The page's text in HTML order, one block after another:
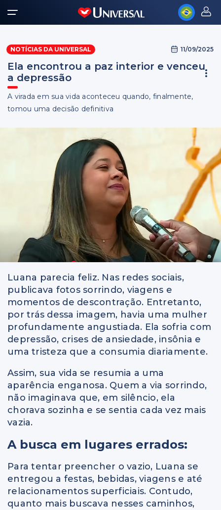
NOTÍCIAS DA UNIVERSAL 11/09/2025
Ela encontrou a paz interior e venceu
a depressão
A virada em sua vida aconteceu quando, finalmente,
tomou uma decisão definitiva
Luana parecia feliz. Nas redes sociais,
publicava fotos sorrindo, viagens e
momentos de descontração. Entretanto,
por trás dessa imagem, havia uma mulher
profundamente angustiada. Ela sofria com
depressão, crises de ansiedade, insônia e
uma tristeza que a consumia diariamente.
Assim, sua vida se resumia a uma
aparência enganosa. Quem a via sorrindo,
não imaginava que, em silêncio, ela
chorava sozinha e se sentia cada vez mais
vazia.
A busca em lugares errados:
Para tentar preencher o vazio, Luana se
entregou a festas, bebidas, viagens e até
relacionamentos superficiais. Contudo,
quanto mais buscava nesses caminhos,